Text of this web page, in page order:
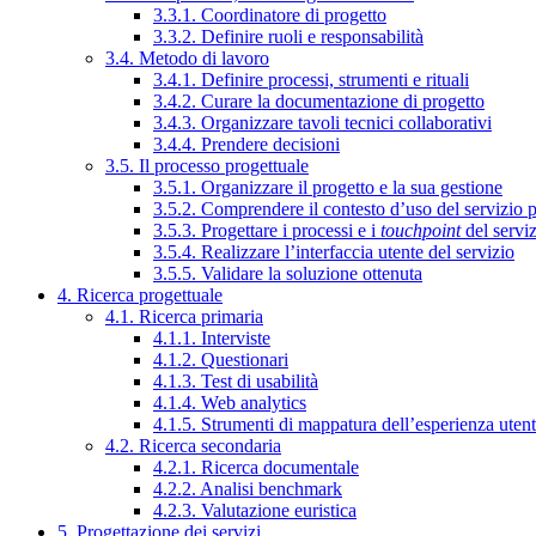
3.3.1. Coordinatore di progetto
3.3.2. Definire ruoli e responsabilità
3.4. Metodo di lavoro
3.4.1. Definire processi, strumenti e rituali
3.4.2. Curare la documentazione di progetto
3.4.3. Organizzare tavoli tecnici collaborativi
3.4.4. Prendere decisioni
3.5. Il processo progettuale
3.5.1. Organizzare il progetto e la sua gestione
3.5.2. Comprendere il contesto d’uso del servizio
3.5.3. Progettare i processi e i touchpointdel
3.5.4. Realizzare l’interfaccia utente del servizio
3.5.5. Validare la soluzione ottenuta
4. Ricerca progettuale
4.1. Ricerca primaria
4.1.1. Interviste
4.1.2. Questionari
4.1.3. Test di usabilità
4.1.4. Web analytics
4.1.5. Strumenti di mappatura dell’esperienza
4.2. Ricerca secondaria
4.2.1. Ricerca documentale
4.2.2. Analisi benchmark
4.2.3. Valutazione euristica
5. Progettazione dei servizi